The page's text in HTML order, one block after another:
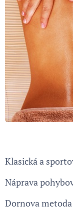
Klasická a
Náprava
Dornova metoda